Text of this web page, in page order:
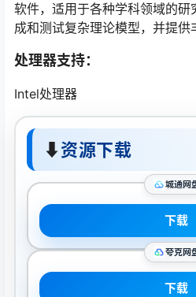
软件，适用于各种学科领域的研
成和测试复杂理论模型，并提供
处理器支持：
Intel处理器
⬇资源下载
城通网
下载
夸克网
下载